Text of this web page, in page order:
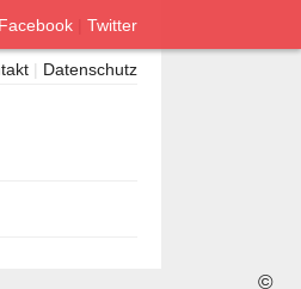
©
Facebook Twitter
| Datenschutz